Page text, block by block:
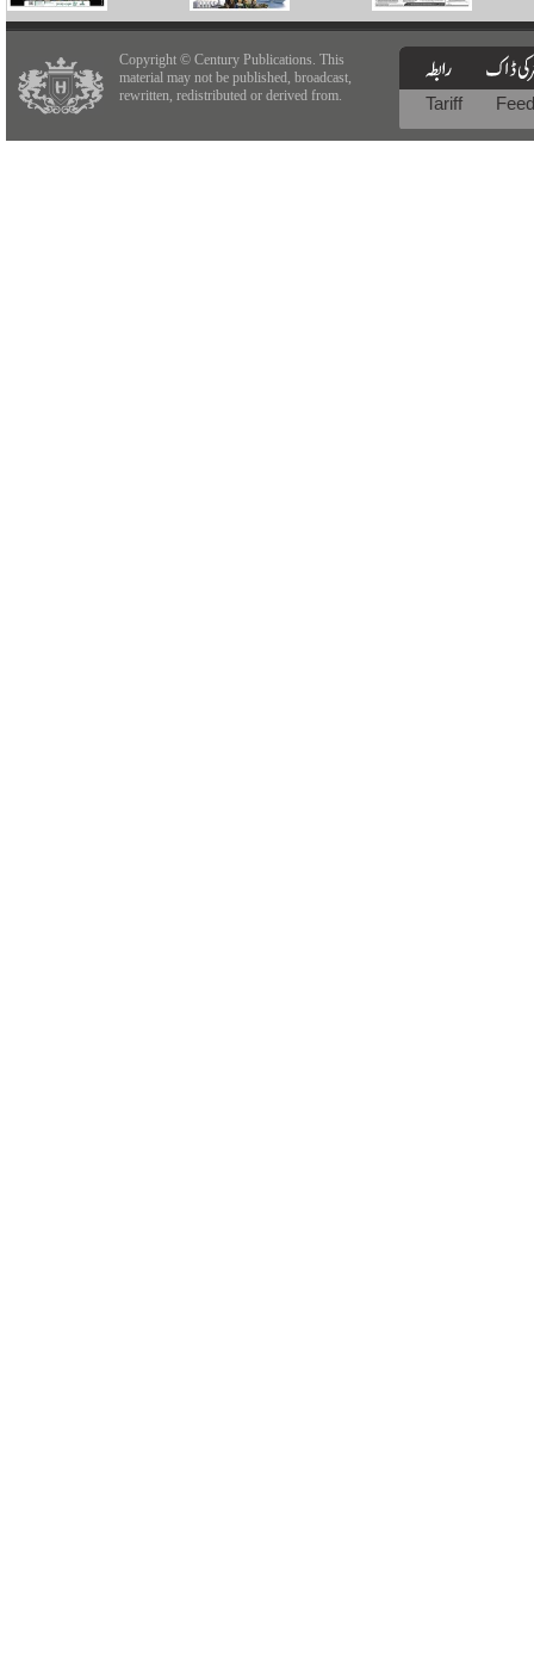
Copyright © Century Publications. This
material may not be published, broadcast,
rewritten, redistributed or derived from.
Tariff